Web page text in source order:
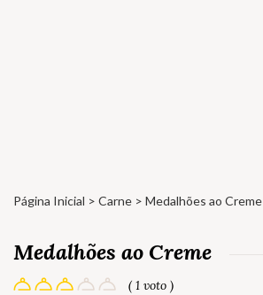
Página Inicial > Carne > Medalhões ao Creme
Medalhões ao Creme
( 1 voto )